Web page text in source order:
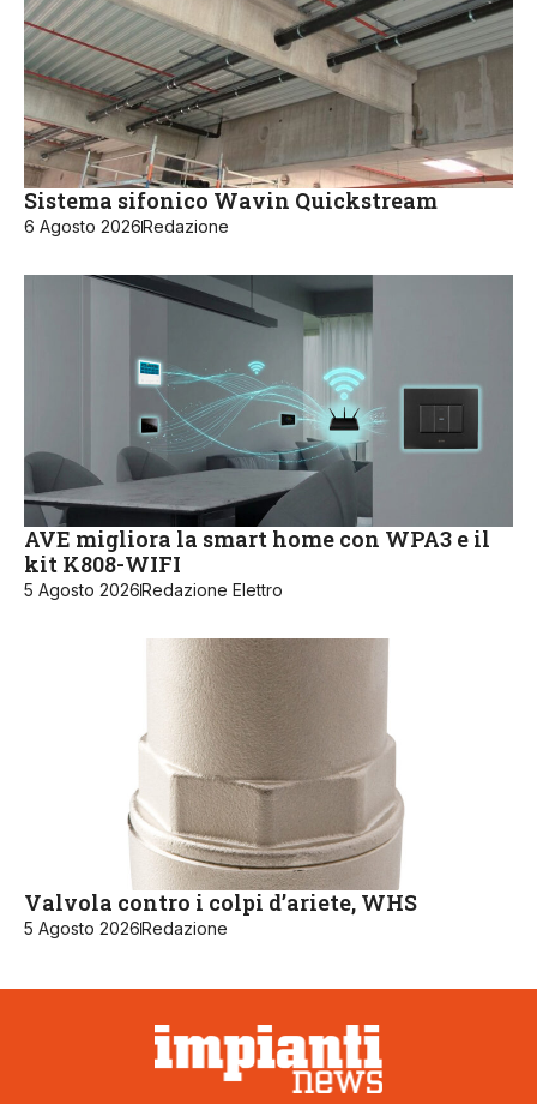
Sistema sifonico Wavin Quickstream
6 Agosto 2026 Redazione
AVE migliora la smart home con WPA3 e il
kit K808-WIFI
5 Agosto 2026 Redazione Elettro
Valvola contro i colpi d’ariete, WHS
5 Agosto 2026 Redazione